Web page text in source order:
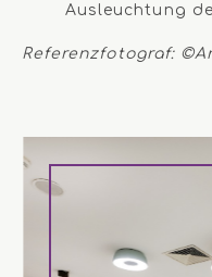
Ausleuchtung
Referenzfotograf: